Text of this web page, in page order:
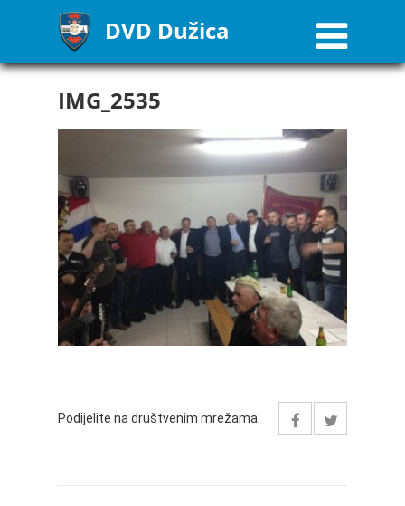
DVD Dužica
IMG_2535
Podijelite na društvenim mrežama: